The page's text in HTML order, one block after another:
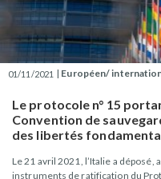
01/11/2021 | Européen/
Le protocole n° 15
Convention de
des libertés
Le 21 avril 2021, l’Italie a déposé,
instruments de ratification du